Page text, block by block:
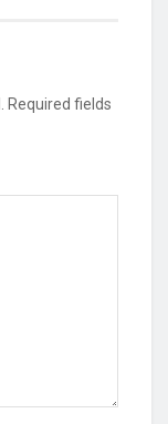
Required fields